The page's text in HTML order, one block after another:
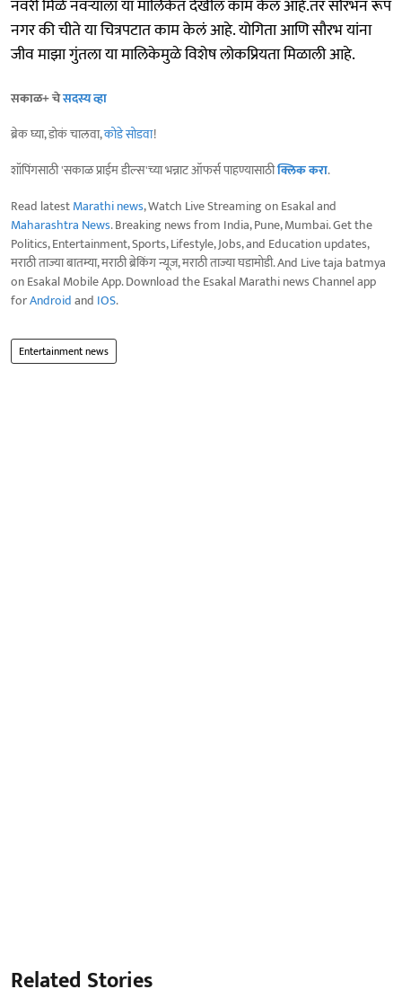
नवरी मिळे नवऱ्याला या मालिकेत देखील काम केलं आहे.तर सौरभनं रूप
नगर की चीते या चित्रपटात काम केलं आहे. योगिता आणि सौरभ यांना
जीव माझा गुंतला या मालिकेमुळे विशेष लोकप्रियता मिळाली आहे.
सकाळ+ चेसदस्य व्हा
ब्रेक घ्या, डोकं चालवा,कोडे सोडवा!
शॉपिंगसाठी 'सकाळ प्राईम डील्स'च्या भन्नाट ऑफर्स पाहण्यासाठीक्लिक करा.
Read latestMarathi news, Watch Live Streaming on Esakal and
Maharashtra News. Breaking news from India, Pune, Mumbai. Get the
Politics, Entertainment, Sports, Lifestyle, Jobs, and Education updates,
मराठी ताज्या बातम्या, मराठी ब्रेकिंग न्यूज, मराठी ताज्या घडामोडी. And Live taja batmya
on Esakal Mobile App. Download the Esakal Marathi news Channel app
forAndroidand IOS.
Entertainment news
Related Stories